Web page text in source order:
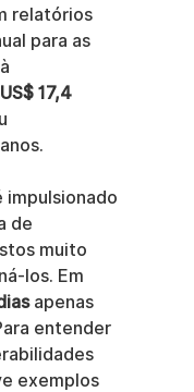
relatórios
para as
US$ 17,4
impulsionado
de
muito
los. Em
apenas
entender
exemplos